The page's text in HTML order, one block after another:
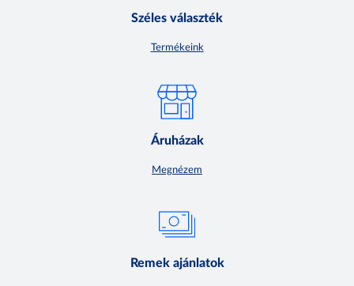
Széles választék
Termékeink
Áruházak
Megnézem
Remek ajánlatok